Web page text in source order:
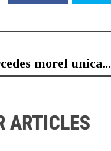
morel unica...
ARTICLES